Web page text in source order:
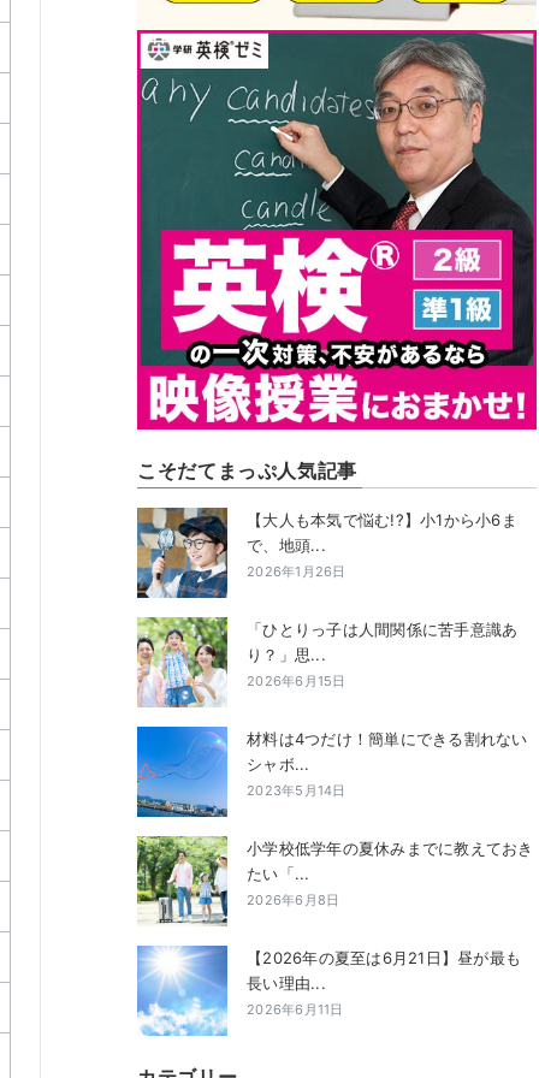
こそだてまっぷ人気記事
【大人も本気で悩む!?】小1から小6ま
で、地頭...
2026年1月26日
「ひとりっ子は人間関係に苦手意識あ
り？」思...
2026年6月15日
材料は4つだけ！簡単にできる割れない
シャボ...
2023年5月14日
小学校低学年の夏休みまでに教えておき
たい「...
2026年6月8日
【2026年の夏至は6月21日】昼が最も
長い理由...
2026年6月11日